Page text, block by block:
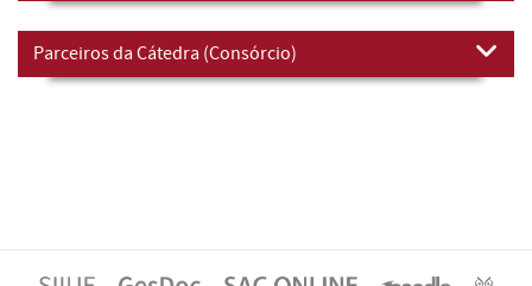
Parceiros da Cátedra (Consórcio)